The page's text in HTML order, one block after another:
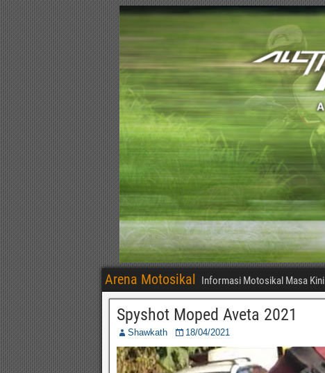
Arena Motosikal Informasi Motosikal Masa Kini
Spyshot Moped Aveta 2021
Shawkath 18/04/2021